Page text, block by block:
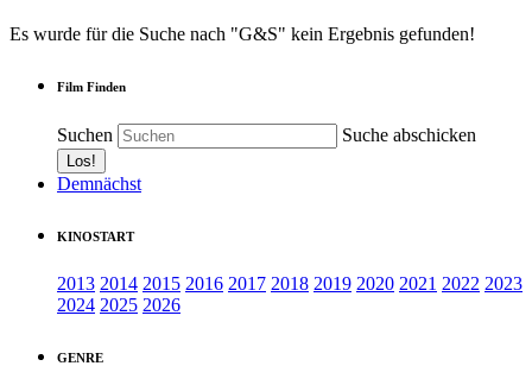
Es wurde für die Suche nach "G&S" kein Ergebnis gefunden!
Film Finden
Suchen Suche abschicken
Demnächst
KINOSTART
2013 2014 2015 2016 2017 2018 2019 2020 2021 2022 2023
2024 2025 2026
GENRE